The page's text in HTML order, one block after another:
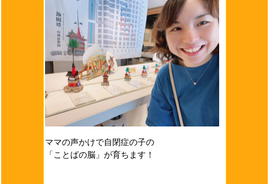
ママの声かけで自閉症の子の
「ことばの脳」が育ちます！